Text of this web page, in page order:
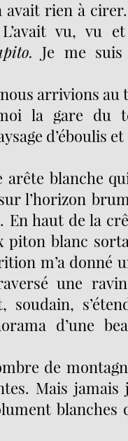
avait rien à
vu, vu
Je me
nous arrivions
la gare du
d’éboulis
arête blanche
l’horizon
haut de la
piton blanc
m’a donné
une
soudain,
d’une
de
Mais jamais
blanches